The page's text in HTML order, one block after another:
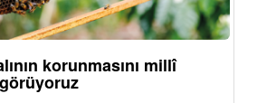
korunmasını millî